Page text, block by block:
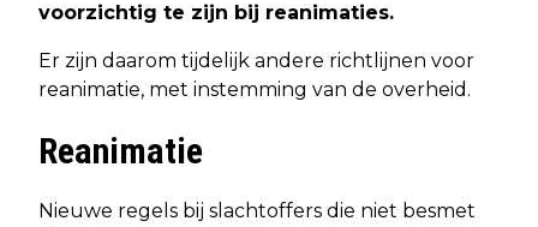
voorzichtig te zijn bij reanimaties.
Er zijn daarom tijdelijk andere richtlijnen voor
reanimatie, met instemming van de overheid.
Reanimatie
Nieuwe regels bij slachtoffers die niet besmet